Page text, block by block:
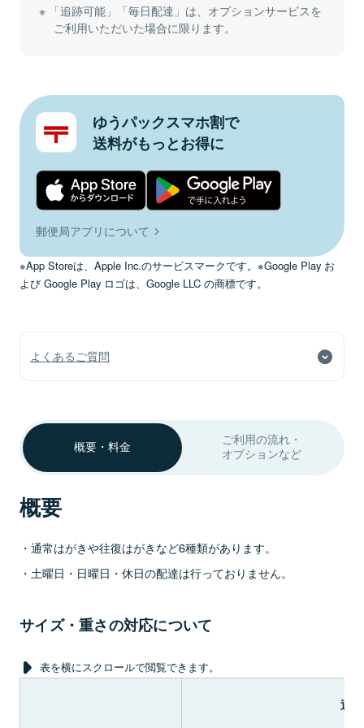
「追跡可能」「毎日配達」は、オプションサービスを
ご利用いただいた場合に限ります。
ゆうパックスマホ割で
送料がもっとお得に
郵便局アプリについて
※App Storeは、Apple Inc.のサービスマークです。※Google Play お
よび Google Play ロゴは、Google LLC の商標です。
よくあるご質問
概要・料金
ご利用の流れ・
オプションなど
概要
通常はがきや往復はがきなど6種類があります。
土曜日・日曜日・休日の配達は行っておりません。
サイズ・重さの対応について
表を横にスクロールで閲覧できます。
通